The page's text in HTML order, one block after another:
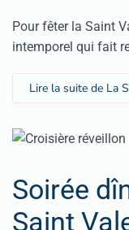
Pour fêter la Saint
intemporel qui fait
Lire la suite de La
Soirée
Saint